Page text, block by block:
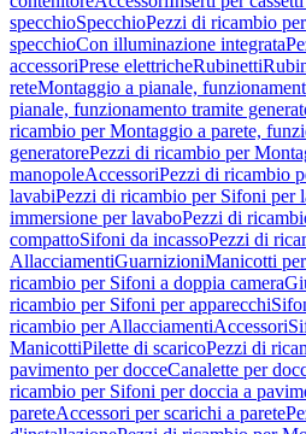
specchioSpecchioPezzi di ricambio
specchioCon illuminazione integrata
accessoriPrese elettricheRubinetti
reteMontaggio a pianale,
pianale, funzionamento tramite
ricambio per Montaggio a parete,
generatorePezzi di ricambio per
manopoleAccessoriPezzi di ricambio
lavabiPezzi di ricambio per Sifoni per
immersione per lavaboPezzi di
compattoSifoni da incassoPezzi di
AllacciamentiGuarnizioniManicotti
ricambio per Sifoni a doppia camera
ricambio per Sifoni per apparecchi
ricambio per AllacciamentiAccessori
ManicottiPilette di scaricoPezzi di
pavimento per docceCanalette per
ricambio per Sifoni per doccia a
pareteAccessori per scarichi a parete